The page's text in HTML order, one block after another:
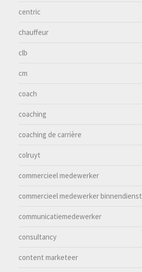
centric
chauffeur
clb
cm
coach
coaching
coaching de carrière
colruyt
commercieel medewerker
commercieel medewerker binnendienst
communicatiemedewerker
consultancy
content marketeer